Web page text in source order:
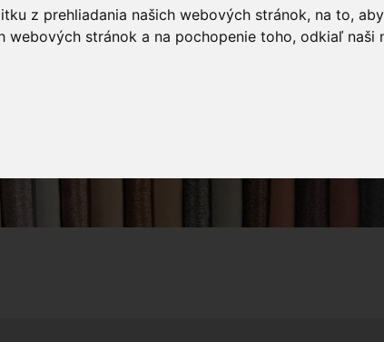
z prehliadania našich webových stránok, na to,
stránok a na pochopenie toho, odkiaľ naši